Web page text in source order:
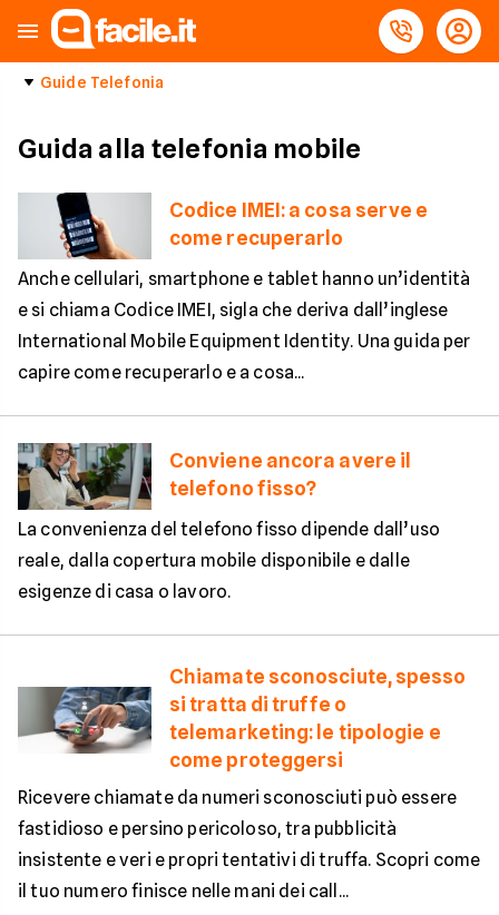
Guide Telefonia
Guida alla telefonia mobile
Codice IMEI: a cosa serve e
come recuperarlo
Anche cellulari, smartphone e tablet hanno un’identità
e si chiama Codice IMEI, sigla che deriva dall’inglese
International Mobile Equipment Identity. Una guida per
capire come recuperarlo e a cosa...
Conviene ancora avere il
telefono fisso?
La convenienza del telefono fisso dipende dall’uso
reale, dalla copertura mobile disponibile e dalle
esigenze di casa o lavoro.
Chiamate sconosciute, spesso
si tratta di truffe o
telemarketing: le tipologie e
come proteggersi
Ricevere chiamate da numeri sconosciuti può essere
fastidioso e persino pericoloso, tra pubblicità
insistente e veri e propri tentativi di truffa. Scopri come
il tuo numero finisce nelle mani dei call...